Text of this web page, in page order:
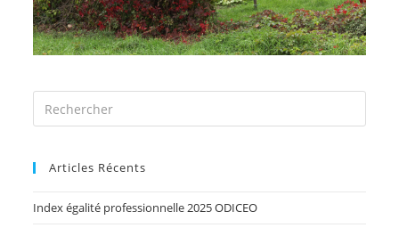
Articles Récents
Index égalité professionnelle 2025 ODICEO